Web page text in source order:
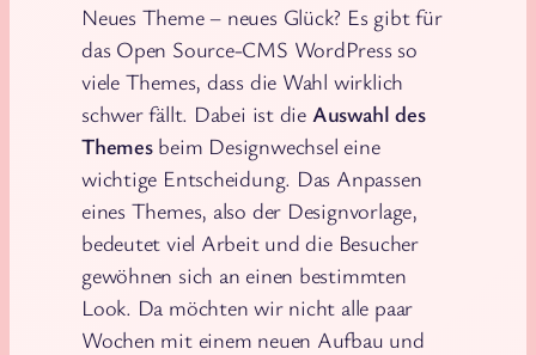
Neues Theme – neues Glück? Es gibt für
das Open Source-CMS WordPress so
viele Themes, dass die Wahl wirklich
schwer fällt. Dabei ist die Auswahl des
Themesbeim Designwechsel eine
wichtige Entscheidung. Das Anpassen
eines Themes, also der Designvorlage,
bedeutet viel Arbeit und die Besucher
gewöhnen sich an einen bestimmten
Look. Da möchten wir nicht alle paar
Wochen mit einem neuen Aufbau und